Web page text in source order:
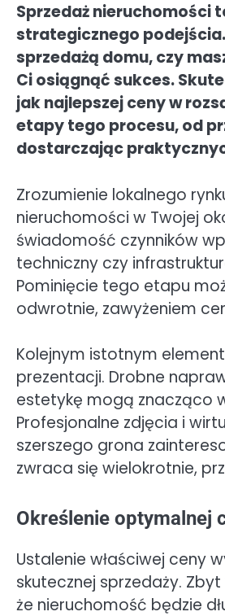
Sprzedaż nieruchomości
strategicznego
sprzedażą domu, czy
Ci osiągnąć sukces.
jak najlepszej ceny w
etapy tego procesu, od
dostarczając
Zrozumienie lokalnego
nieruchomości w Twojej
świadomość czynników
techniczny czy
Pominięcie tego etapu
odwrotnie, zawyżeniem
Kolejnym istotnym
prezentacji. Drobne
estetykę mogą znacząco
Profesjonalne zdjęcia i
szerszego grona
zwraca się wielokrotnie,
Określenie optymalnej
Ustalenie właściwej ceny
skutecznej sprzedaży.
że nieruchomość będzie